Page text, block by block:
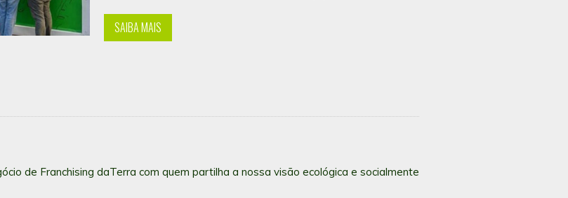
SAIBA MAIS
de Franchising daTerra com quem partilha a nossa visão ecológica e socialmente